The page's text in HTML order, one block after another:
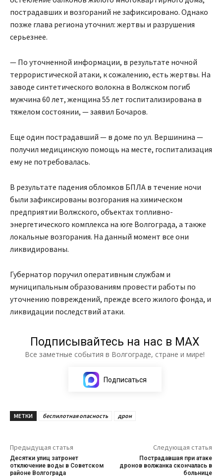
пострадавших и возгораний не зафиксировано. Однако
позже глава региона уточнил: жертвы и разрушения
серьезнее.
— По уточненной информации, в результате ночной
террористической атаки, к сожалению, есть жертвы. На
заводе синтетического волокна в Волжском погиб
мужчина 60 лет, женщина 55 лет госпитализирована в
тяжелом состоянии, — заявил Бочаров.
Еще один пострадавший — в доме по ул. Вершинина —
получил медицинскую помощь на месте, госпитализация
ему не потребовалась.
В результате падения обломков БПЛА в течение ночи
были зафиксированы возгорания на химическом
предприятии Волжского, объектах топливно-
энергетического комплекса на юге Волгограда, а также
локальные возгорания. На данный момент все они
ликвидированы.
Губернатор поручил оперативным службам и
муниципальным образованиям провести работы по
уточнению повреждений, прежде всего жилого фонда, и
ликвидации последствий атаки.
Подписывайтесь на нас в МАХ
Все заметные события в Волгограде, стране и мире!
Подписаться
МЕТКИ беспилотная опасность дрон
Предыдущая статья
Десятки улиц затронет
отключение воды в Советском
районе Волгограда
Следующая статья
Пострадавшая при атаке
дронов волжанка скончалась в
больнице